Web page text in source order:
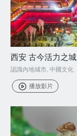
西安 古今活力之城
認識內地城市, 中國文化
播放影片